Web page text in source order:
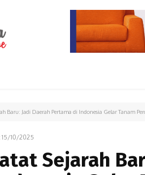
Baru: Jadi Daerah Pertama di Indonesia Gelar Tanam
15/10/2025
Sejarah